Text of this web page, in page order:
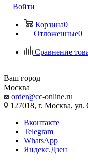
Войти
Корзина0
Отложенные0
Сравнение
Ваш город
Москва
order@cc-online.ru
127018, г. Москва,
Вконтакте
Telegram
WhatsApp
Яндекс.Дзен